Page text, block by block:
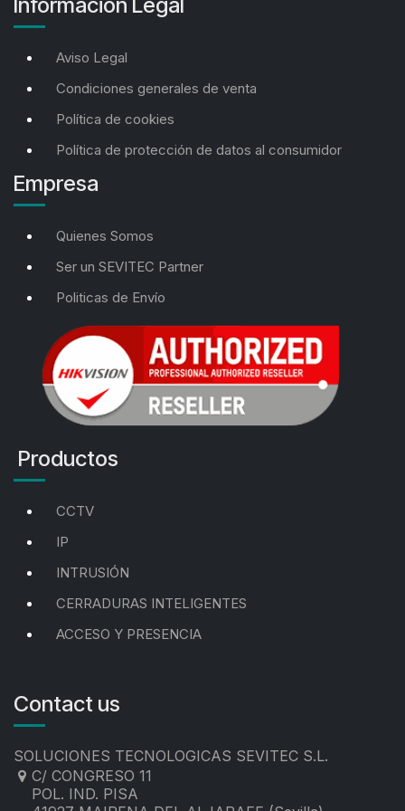
Aviso Legal
Condiciones generales de venta
Política de cookies
Política de protección de datos al consumidor
Empresa
Quienes Somos
Ser un SEVITEC Partner
Politicas de Envío
Productos
CCTV
IP
INTRUSIÓN
CERRADURAS INTELIGENTES
ACCESO Y PRESENCIA
Contact us
SOLUCIONES TECNOLOGICAS SEVITEC S.L.
C/ CONGRESO 11
POL. IND. PISA